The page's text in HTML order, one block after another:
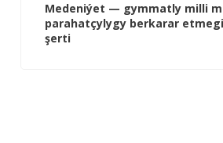
Me­de­ni­ýet — gym­mat­ly milli
pa­ra­hat­çy­ly­gy ber­ka­rar
şer­ti